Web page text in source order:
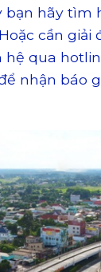
bạn hãy tìm
cần giải
hệ qua
nhận báo